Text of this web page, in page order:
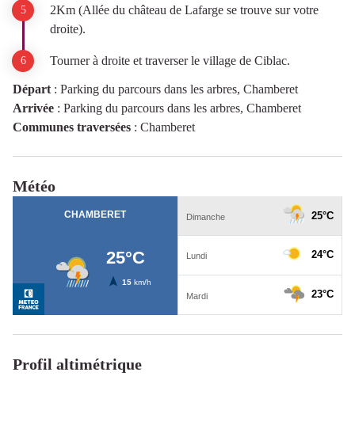
2Km (Allée du château de Lafarge se trouve sur votre
droite).
Tourner à droite et traverser le village de Ciblac.
Départ : Parking du parcours dans les arbres, Chamberet
Arrivée : Parking du parcours dans les arbres, Chamberet
Communes traversées : Chamberet
Météo
Profil altimétrique